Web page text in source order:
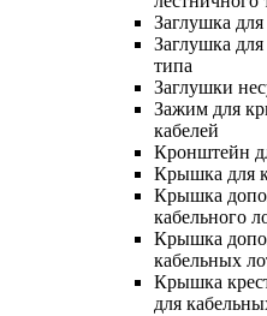
Заглушка
Заглушка
типа
Заглушки
Зажим для
кабелей
Кронштейн
Крышка для
Крышка
кабельного
Крышка
кабельных
Крышка
для